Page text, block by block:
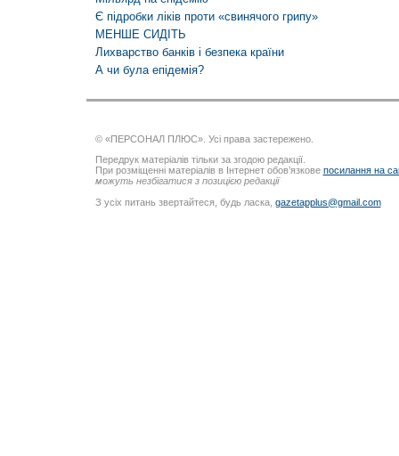
Є підробки ліків проти «свинячого грипу»
МЕНШЕ СИДІТЬ
Лихварство банків і безпека країни
А чи була епідемія?
© «ПЕРСОНАЛ ПЛЮС». Усі права застережено.
Передрук матеріалів тільки за згодою редакції.
При розміщенні матеріалів в Інтернет обов’язкове посилання на
можуть незбігатися з позицією редакції
З усіх питань звертайтеся, будь ласка, gazetapplus@gmail.com